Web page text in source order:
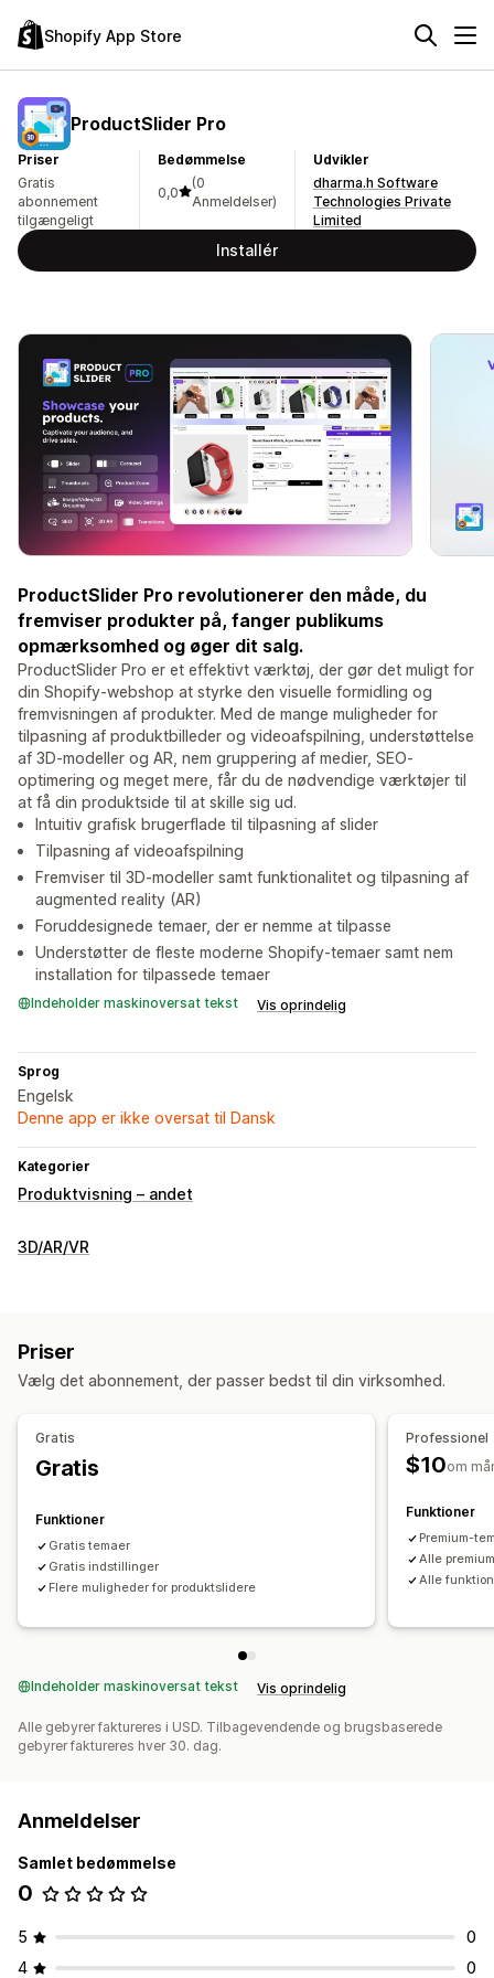
Shopify App Store
ProductSlider Pro
Priser
Gratis
abonnement
tilgængeligt
Bedømmelse
0,0
(0
Anmeldelser)
Udvikler
dharma.h Software
Technologies Private
Limited
Installér
ProductSlider Pro revolutionerer den måde, du
fremviser produkter på, fanger publikums
opmærksomhed og øger dit salg.
ProductSlider Pro er et effektivt værktøj, der gør det muligt for
din Shopify-webshop at styrke den visuelle formidling og
fremvisningen af produkter. Med de mange muligheder for
tilpasning af produktbilleder og videoafspilning, understøttelse
af 3D-modeller og AR, nem gruppering af medier, SEO-
optimering og meget mere, får du de nødvendige værktøjer til
at få din produktside til at skille sig ud.
Intuitiv grafisk brugerflade til tilpasning af slider
Tilpasning af videoafspilning
Fremviser til 3D-modeller samt funktionalitet og tilpasning af
augmented reality (AR)
Foruddesignede temaer, der er nemme at tilpasse
Understøtter de fleste moderne Shopify-temaer samt nem
installation for tilpassede temaer
Indeholder maskinoversat tekst Vis oprindelig
Sprog
Engelsk
Denne app er ikke oversat til Dansk
Kategorier
Produktvisning – andet
3D/AR/VR
Priser
Vælg det abonnement, der passer bedst til din virksomhed.
Gratis
Gratis
Funktioner
Gratis temaer
Gratis indstillinger
Flere muligheder for produktslidere
Professionel
$10om
Funktioner
Premium-
Alle
Alle
Indeholder maskinoversat tekst Vis oprindelig
Alle gebyrer faktureres i USD. Tilbagevendende og brugsbaserede
gebyrer faktureres hver 30. dag.
Anmeldelser
Samlet bedømmelse
0
5
0
4
0